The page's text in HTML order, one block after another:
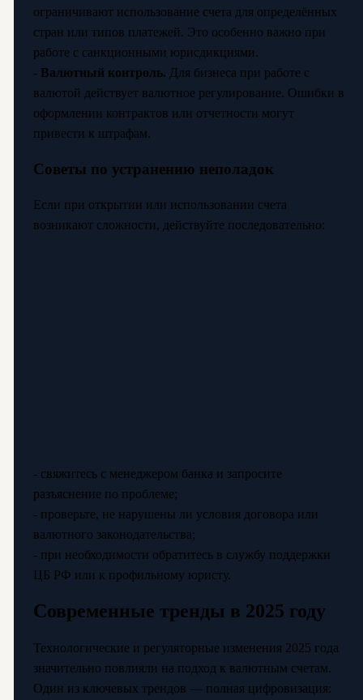
ограничивают использование счета для определённых
стран или типов платежей. Это особенно важно при
работе с санкционными юрисдикциями.
- Валютный контроль. Для бизнеса при работе с
валютой действует валютное регулирование. Ошибки в
оформлении контрактов или отчетности могут
привести к штрафам.
Советы по устранению неполадок
Если при открытии или использовании счета
возникают сложности, действуйте последовательно:
- свяжитесь с менеджером банка и запросите
разъяснение по проблеме;
- проверьте, не нарушены ли условия договора или
валютного законодательства;
- при необходимости обратитесь в службу поддержки
ЦБ РФ или к профильному юристу.
Современные тренды в 2025 году
Технологические и регуляторные изменения 2025 года
значительно повлияли на подход к валютным счетам.
Один из ключевых трендов — полная цифровизация: